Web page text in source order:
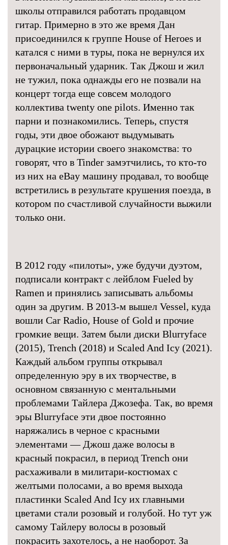
школы отправился работать продавцом
гитар. Примерно в это же время Дан
присоединился к группе House of Heroes и
катался с ними в туры, пока не вернулся их
первоначальный ударник. Так Джош и жил
не тужил, пока однажды его не позвали на
концерт тогда еще совсем молодого
коллектива twenty one pilots. Именно так
парни и познакомились. Теперь, спустя
годы, эти двое обожают выдумывать
дурацкие истории своего знакомства: то
говорят, что в Tinder замэтчились, то кто-то
из них на eBay машину продавал, то вообще
встретились в результате крушения поезда, в
котором по счастливой случайности выжили
только они.
В 2012 году «пилоты», уже будучи дуэтом,
подписали контракт с лейблом Fueled by
Ramen и принялись записывать альбомы
один за другим. В 2013-м вышел Vessel, куда
вошли Car Radio, House of Gold и прочие
громкие вещи. Затем были диски Blurryface
(2015), Trench (2018) и Scaled And Icy (2021).
Каждый альбом группы открывал
определенную эру в их творчестве, в
основном связанную с ментальными
проблемами Тайлера Джозефа. Так, во время
эры Blurryface эти двое постоянно
наряжались в черное с красными
элементами — Джош даже волосы в
красный покрасил, в период Trench они
расхаживали в милитари-костюмах с
желтыми полосами, а во время выхода
пластинки Scaled And Icy их главными
цветами стали розовый и голубой. Но тут уж
самому Тайлеру волосы в розовый
покрасить захотелось, а не наоборот. За